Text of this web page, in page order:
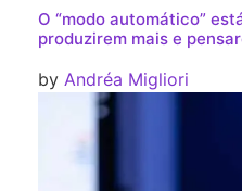
O “modo automático”
produzirem mais e
by Andréa Migliori